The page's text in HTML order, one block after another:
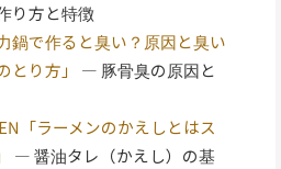
り方と特徴
鍋で作ると臭い？原因と臭い
とり方」
— 豚骨臭の原因と
「ラーメンのかえしとはス
— 醤油タレ（かえし）の基